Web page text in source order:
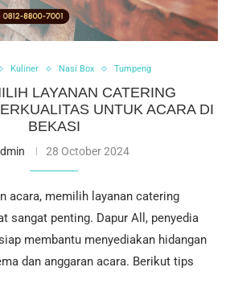
Kuliner Nasi Box Tumpeng
LAYANAN CATERING
UNTUK ACARA DI
BEKASI
28 October 2024
acara, memilih layanan catering
sangat penting. Dapur All, penyedia
membantu menyediakan hidangan
dan anggaran acara. Berikut tips